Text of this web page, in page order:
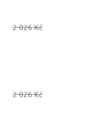
2 026 Kč
2 026 Kč